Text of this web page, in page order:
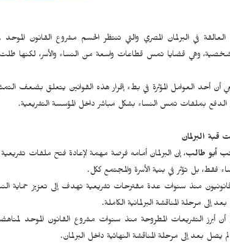
العالقة في البرلمان المصري والتي تنتظر الحسم مشروع القانون
وهي قضايا تمس قطاعات واسعة من النساء والأسر، لكنها ظلت
أن أحد العوامل المؤثرة في بطء إقرار هذه القوانين يتعلق بضعف
بملفات تمس النساء بشكل مباشر داخل المؤسسة التشريعية.
قبة البرلمان
أبو طالب، إن البرلمان أمامه فرصة مهمة لإعادة فتح ملفات
فقط، بل تؤثر في بنية الأسرة والمجتمع ككل.
منذ سنوات عدة مقترحات تشريعية تهدف إلى تعزيز حماية
مرحلة المناقشة البرلمانية الكاملة.
أن أبرز التشريعات المطروحة منذ سنوات مشروع القانون الموحد
يصل بعد إلى مرحلة المناقشة النهائية داخل البرلمان.